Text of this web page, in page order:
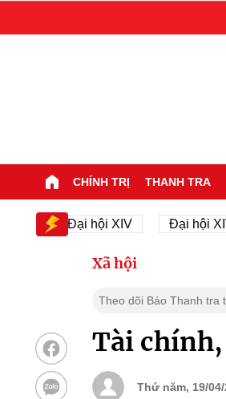
CHÍNH TRỊ THANH TRA
Đại hội XIV Đại hội XIV
Xã hội
Theo dõi Báo Thanh tra
Tài chính,
Thứ năm, 19/